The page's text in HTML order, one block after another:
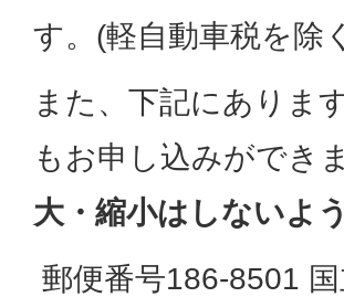
す。(軽自動車税を除
また、下記にありま
もお申し込みができ
大・縮小はしないよ
郵便番号186-8501